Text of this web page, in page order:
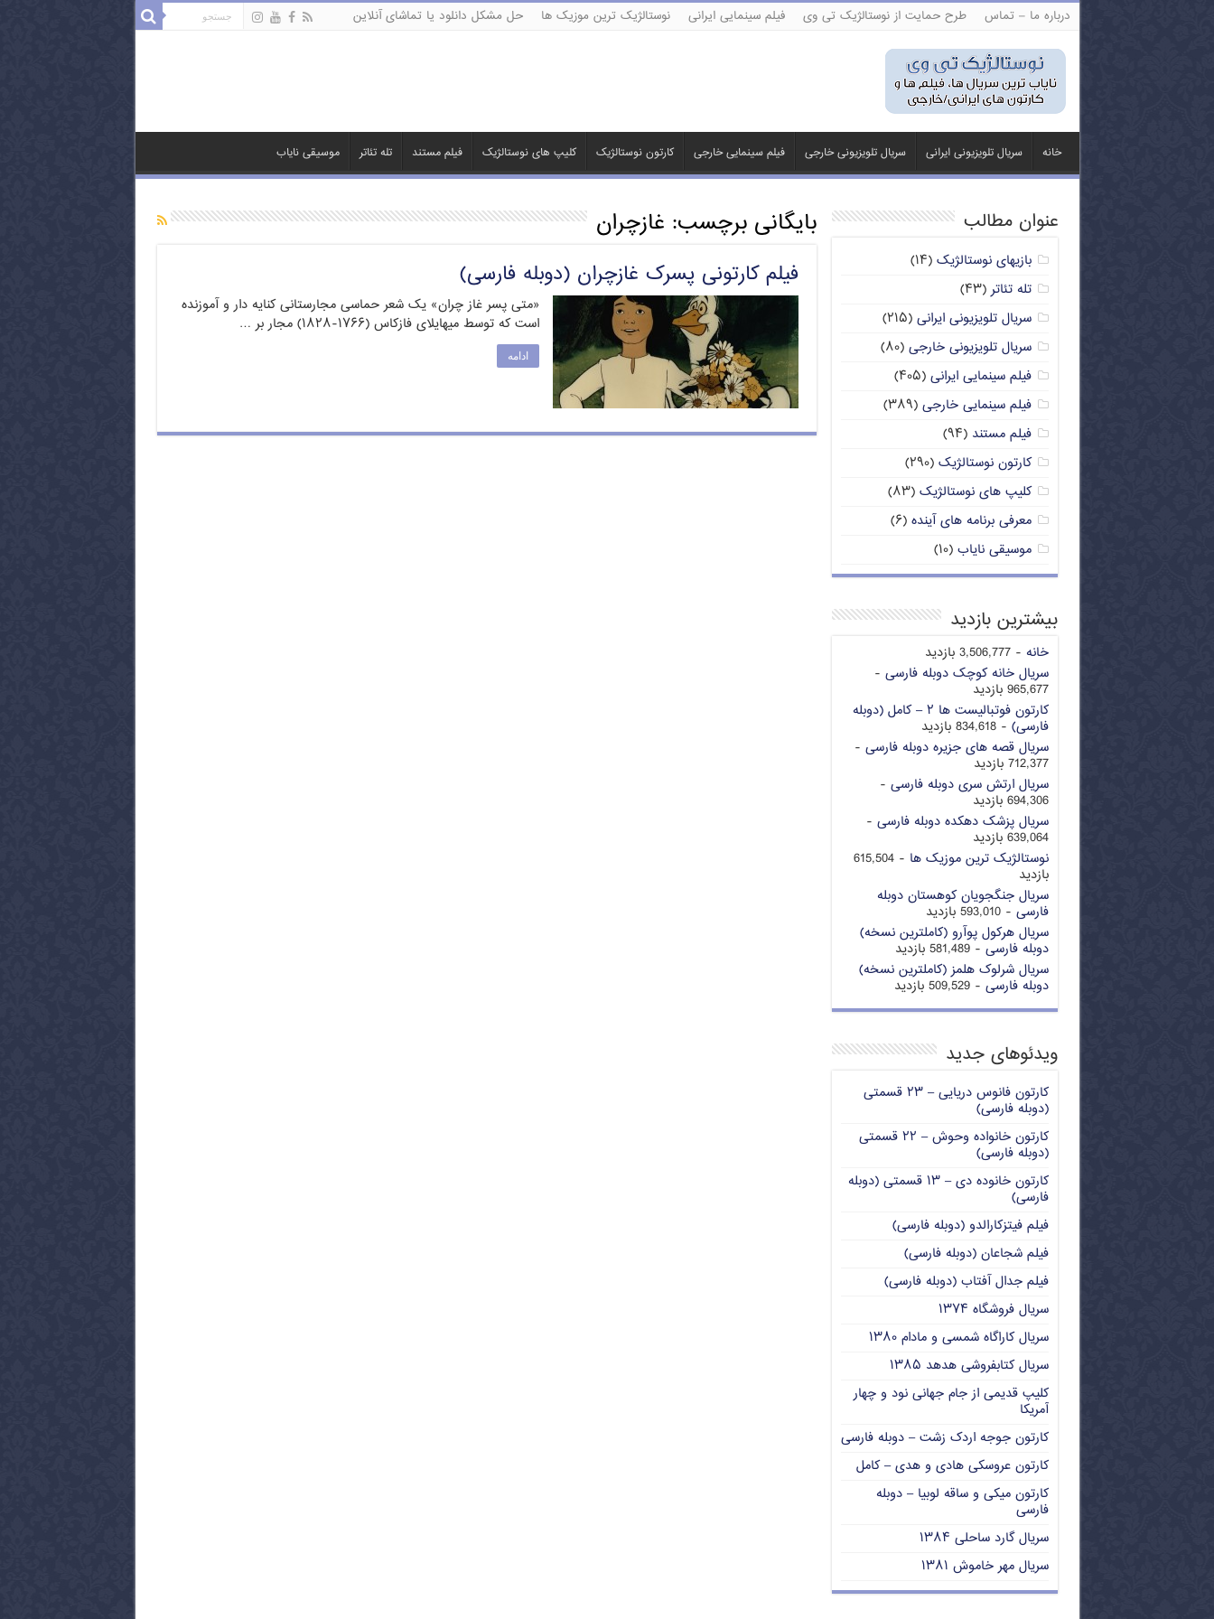
درباره ما – تماس طرح حمایت از نوستالژیک تی وی فیلم سینمایی ایرانی نوستالژیک ترین موزیک ها حل مشکل دانلود یا تماشای آنلاین
خانه سریال تلویزیونی ایرانی سریال تلویزیونی خارجی فیلم سینمایی خارجی کارتون نوستالژیک کلیپ های نوستالژیک فیلم مستند تله تئاتر موسیقی نایاب
بایگانی برچسب: غازچران
فیلم کارتونی پسرک غازچران (دوبله فارسی)
«متی پسر غاز چران» یک شعر حماسی مجارستانی کنایه دار و آموزنده
است که توسط میهایلای فازکاس (۱۷۶۶-۱۸۲۸) مجار بر …
ادامه
عنوان مطالب
بازیهای نوستالژیک (۱۴)
تله تئاتر(۴۳)
سریال تلویزیونی ایرانی (۲۱۵)
سریال تلویزیونی خارجی (۸۰)
فیلم سینمایی ایرانی (۴۰۵)
فیلم سینمایی خارجی (۳۸۹)
فیلم مستند (۹۴)
کارتون نوستالژیک (۲۹۰)
کلیپ های نوستالژیک (۸۳)
معرفی برنامه های آینده (۶)
موسیقی نایاب (۱۰)
بیشترین بازدید
خانه - 3,506,777 بازدید
سریال خانه کوچک دوبله فارسی -
965,677 بازدید
کارتون فوتبالیست ها ۲ – کامل (دوبله
فارسی) - 834,618 بازدید
سریال قصه های جزیره دوبله فارسی -
712,377 بازدید
سریال ارتش سری دوبله فارسی -
694,306 بازدید
سریال پزشک دهکده دوبله فارسی -
639,064 بازدید
نوستالژیک ترین موزیک ها
- 615,504
بازدید
سریال جنگجویان کوهستان دوبله
فارسی - 593,010 بازدید
سریال هرکول پوآرو (کاملترین نسخه)
دوبله فارسی - 581,489 بازدید
سریال شرلوک هلمز (کاملترین نسخه)
دوبله فارسی - 509,529 بازدید
ویدئوهای جدید
کارتون فانوس دریایی – ۲۳ قسمتی
(دوبله فارسی)
کارتون خانواده وحوش – ۲۲ قسمتی
(دوبله فارسی)
کارتون خانوده دی – ۱۳ قسمتی (دوبله
فارسی)
فیلم فیتزکارالدو (دوبله فارسی)
فیلم شجاعان (دوبله فارسی)
فیلم جدال آفتاب (دوبله فارسی)
سریال فروشگاه ۱۳۷۴
سریال کاراگاه شمسی و مادام ۱۳۸۰
سریال کتابفروشی هدهد ۱۳۸۵
کلیپ قدیمی از جام جهانی نود و چهار
آمریکا
کارتون جوجه اردک زشت – دوبله فارسی
کارتون عروسکی هادی و هدی – کامل
کارتون میکی و ساقه لوبیا – دوبله
فارسی
سریال گارد ساحلی ۱۳۸۴
سریال مهر خاموش ۱۳۸۱